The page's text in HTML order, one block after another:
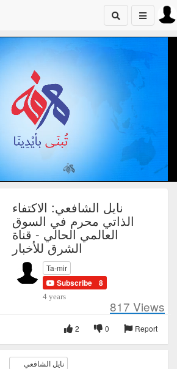
نايل الشافعي: الاكتفاء
الذاتي محرم في السوق
العالمي الحالي - قناة
الشرق للأخبار
Ta-mir
Subscribe 8
4 years
817 Views
Report
0
2
نايل الشافعي